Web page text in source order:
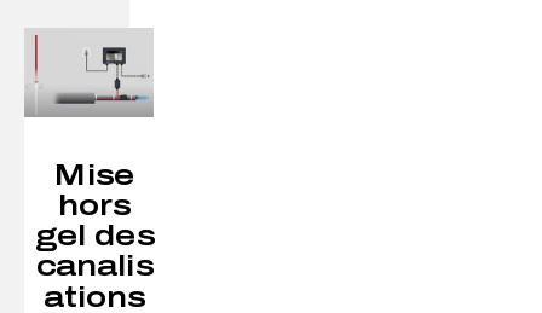
Mise
hors
gel des
canalis
ations